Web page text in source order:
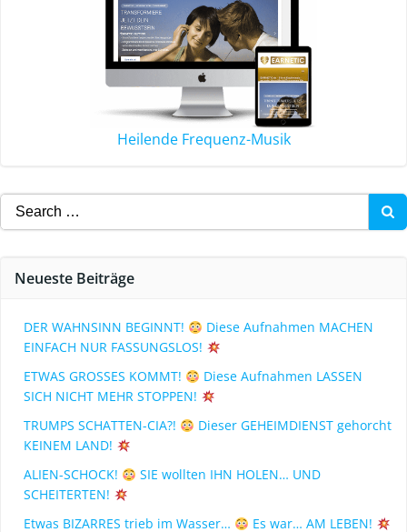
Heilende Frequenz-Musik
Neueste Beiträge
DER WAHNSINN BEGINNT!
Diese Aufnahmen MACHEN
EINFACH NUR FASSUNGSLOS!
ETWAS GROSSES KOMMT!
Diese Aufnahmen LASSEN
SICH NICHT MEHR STOPPEN!
TRUMPS SCHATTEN-CIA?!
Dieser GEHEIMDIENST gehorcht
KEINEM LAND!
ALIEN-SCHOCK!
SIE wollten IHN HOLEN… UND
SCHEITERTEN!
Etwas BIZARRES trieb im Wasser…
Es war… AM LEBEN!